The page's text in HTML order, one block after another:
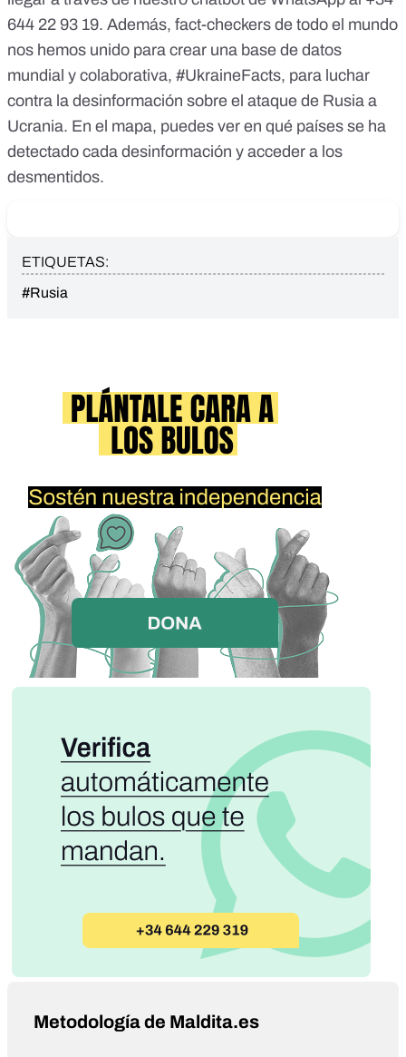
644 22 93 19. Además, fact-checkers de todo el mundo
nos hemos unido para crear una base de datos
mundial y colaborativa, #UkraineFacts, para luchar
contra la desinformación sobre el ataque de Rusia a
Ucrania. En el mapa, puedes ver en qué países se ha
detectado cada desinformación y acceder a los
desmentidos.
ETIQUETAS:
#Rusia
Metodología de Maldita.es